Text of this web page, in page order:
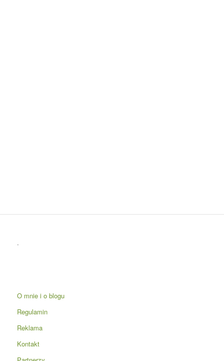
.
O mnie i o blogu
Regulamin
Reklama
Kontakt